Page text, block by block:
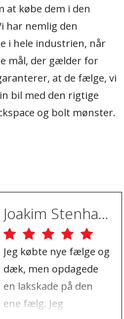
at købe dem i den
har nemlig den
i hele industrien, når
mål, der gælder for
at de fælge, vi
bil med den rigtige
og bolt mønster.
Joakim Stenhammar
Jeg købte nye fælge og
dæk, men opdagede
en lakskade på den
ene fælg. Jeg